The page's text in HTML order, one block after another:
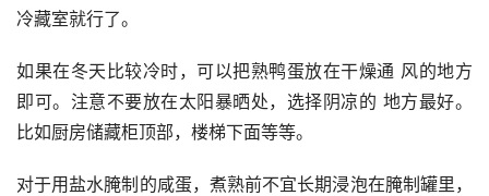
冷藏室就行了。
如果在冬天比较冷时，可以把熟鸭蛋放在干燥通 风的地方
即可。注意不要放在太阳暴晒处，选择阴凉的 地方最好。
比如厨房储藏柜顶部，楼梯下面等等。
对于用盐水腌制的咸蛋，煮熟前不宜长期浸泡在腌制罐里，